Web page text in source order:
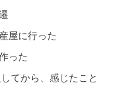
屋に行った
った
てから、感じたこと